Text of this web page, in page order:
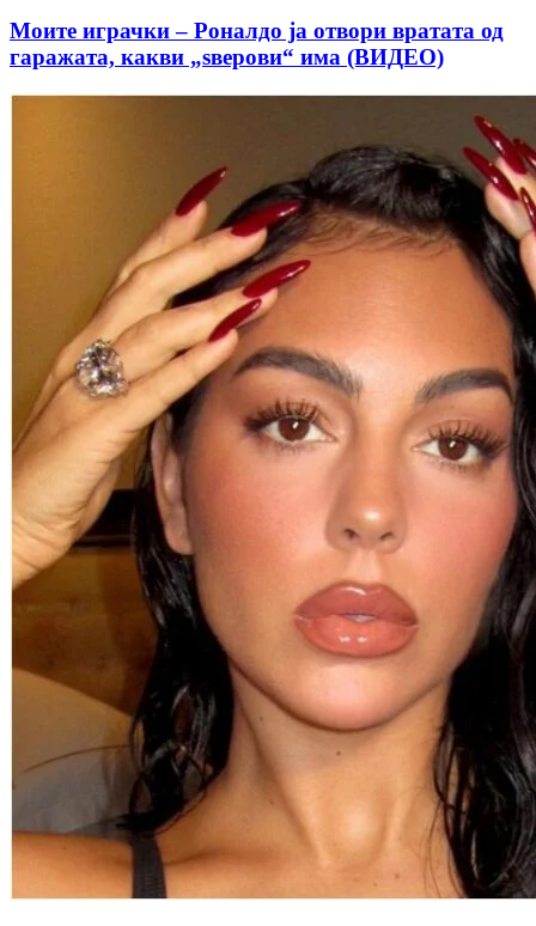
Моите играчки – Роналдо ја отвори вратата од
гаражата, какви „ѕверови“ има (ВИДЕО)